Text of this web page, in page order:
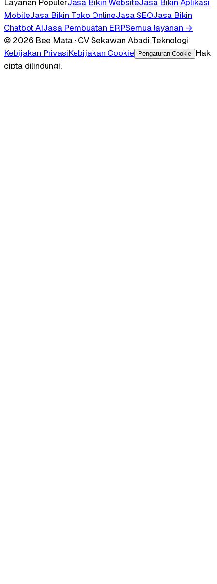
Layanan PopulerJasa Bikin WebsiteJasa Bikin Aplikasi
MobileJasa Bikin Toko OnlineJasa SEOJasa Bikin
Chatbot AIJasa Pembuatan ERPSemua layanan →
© 2026 Bee Mata · CV Sekawan Abadi Teknologi
Kebijakan PrivasiKebijakan Cookie Pengaturan Cookie
Hak
cipta dilindungi.